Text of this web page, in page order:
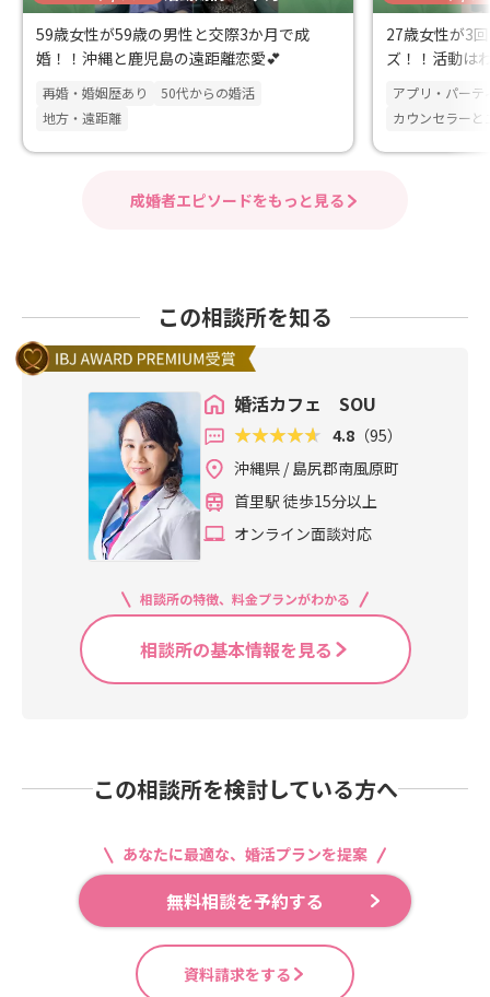
59歳女性が59歳の男性と交際3か月で成
婚！！沖縄と鹿児島の遠距離恋愛💕
再婚・婚姻歴あり
50代からの婚活
地方・遠距離
27歳女性が3
ズ！！活動は
婚！！
アプリ・パーテ
カウンセラーと
成婚者エピソードをもっと見る
この相談所を知る
婚活カフェ SOU
4.8 （95）
沖縄県 / 島尻郡南風原町
首里駅 徒歩15分以上
オンライン面談対応
相談所の特徴、料金プランがわかる
相談所の基本情報を見る
この相談所を検討している方へ
あなたに最適な、婚活プランを提案
無料相談を予約する
資料請求をする